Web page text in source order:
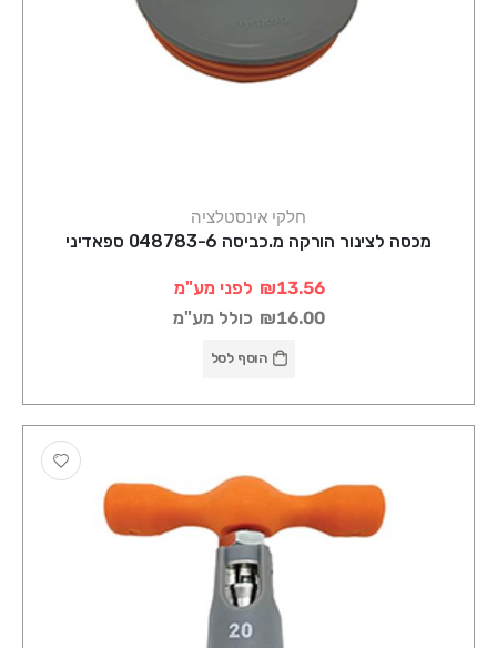
חלקי אינסטלציה
מכסה לצינור הורקה מ.כביסה 048783-6 ספאדיני
₪13.56 לפני מע"מ
₪16.00 כולל מע"מ
הוסף לסל